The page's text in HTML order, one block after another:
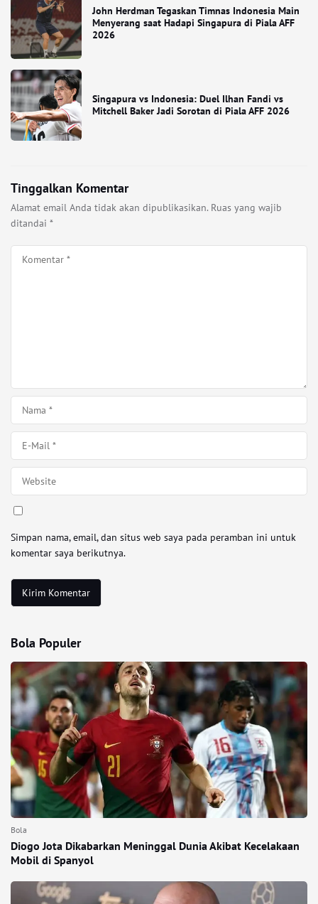
John Herdman Tegaskan Timnas Indonesia Main
Menyerang saat Hadapi Singapura di Piala AFF
2026
Singapura vs Indonesia: Duel Ilhan Fandi vs
Mitchell Baker Jadi Sorotan di Piala AFF 2026
Tinggalkan Komentar
Alamat email Anda tidak akan dipublikasikan. Ruas yang wajib
ditandai *
Simpan nama, email, dan situs web saya pada peramban ini untuk
komentar saya berikutnya.
Bola Populer
Bola
Diogo Jota Dikabarkan Meninggal Dunia Akibat Kecelakaan
Mobil di Spanyol